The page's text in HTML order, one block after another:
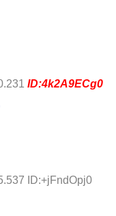
ID:4k2A9ECg0
ID:+jFndOpj0